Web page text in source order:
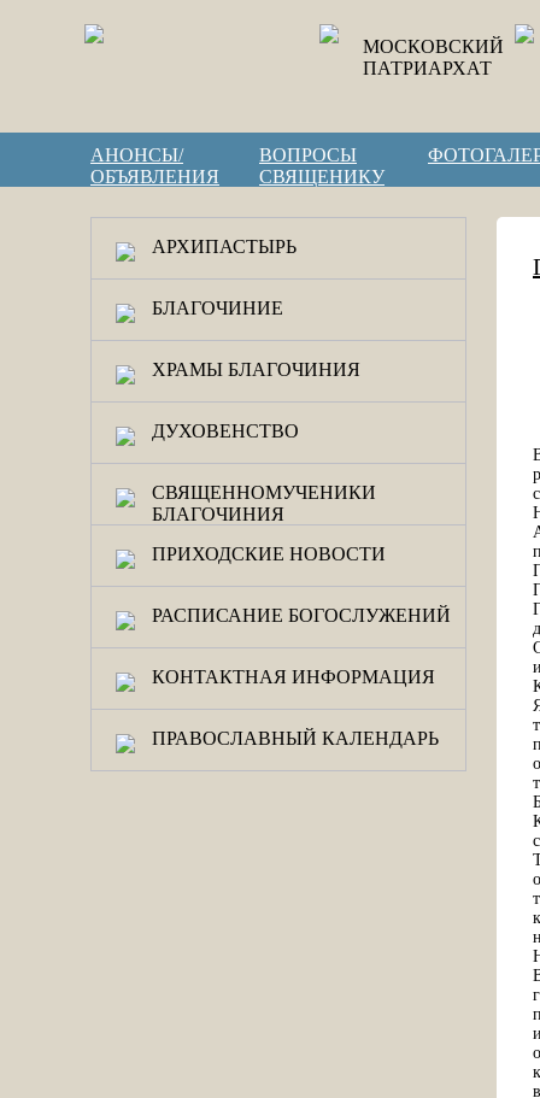
МОСКОВСКИЙ
ПАТРИАРХАТ
АНОНСЫ/
ОБЪЯВЛЕНИЯ
ВОПРОСЫ
СВЯЩЕНИКУ
АРХИПАСТЫРЬ
БЛАГОЧИНИЕ
ХРАМЫ БЛАГОЧИНИЯ
ДУХОВЕНСТВО
СВЯЩЕННОМУЧЕНИКИ
БЛАГОЧИНИЯ
ПРИХОДСКИЕ НОВОСТИ
РАСПИСАНИЕ БОГОСЛУЖЕНИЙ
КОНТАКТНАЯ ИНФОРМАЦИЯ
ПРАВОСЛАВНЫЙ КАЛЕНДАРЬ